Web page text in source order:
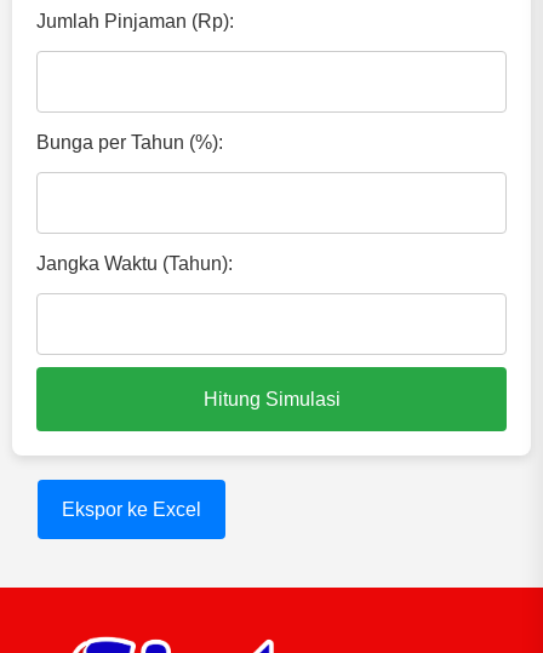
Jumlah Pinjaman (Rp):
Bunga per Tahun (%):
Jangka Waktu (Tahun):
Hitung Simulasi
Ekspor ke Excel